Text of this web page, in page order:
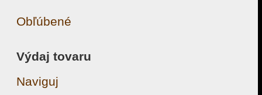
Obľúbené
Výdaj tovaru
Naviguj